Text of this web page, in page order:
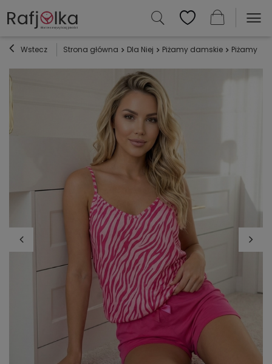
Wstecz Strona główna Dla Niej Piżamy damskie Piżamy